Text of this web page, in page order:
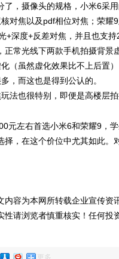
了，摄像头的规格，小米6采
对焦以及pdf相位对焦；荣
+深度+反差对焦，并且也支持
正常光线下两款手机拍摄背景
（虽然虚化效果比不上后置
，而这也是得到公认的。
法也很特别，即便是高楼层
择，在这个价位中尤其如此。
内容为本网所转载企业宣传资
性请浏览者慎重核实！任何投
更多